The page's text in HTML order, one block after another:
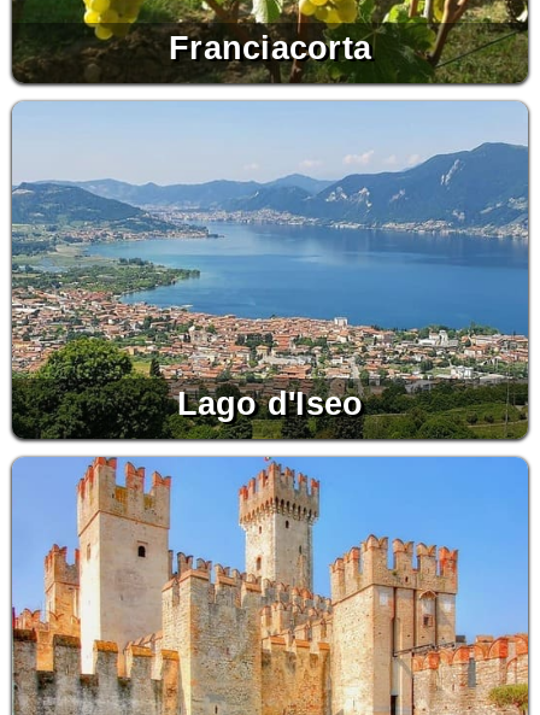
Franciacorta
Lago d'Iseo